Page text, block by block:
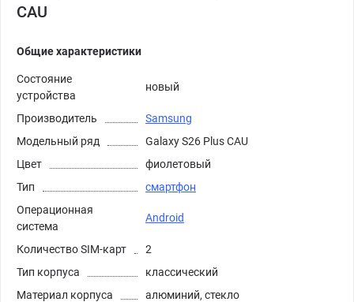
CAU
Общие характеристики
Состояние
устройства
новый
Производитель
Samsung
Модельный ряд
Galaxy S26 Plus CAU
Цвет
фиолетовый
Тип
смартфон
Операционная
система
Android
Количество SIM-карт
2
Тип корпуса
классический
Материал корпуса
алюминий, стекло